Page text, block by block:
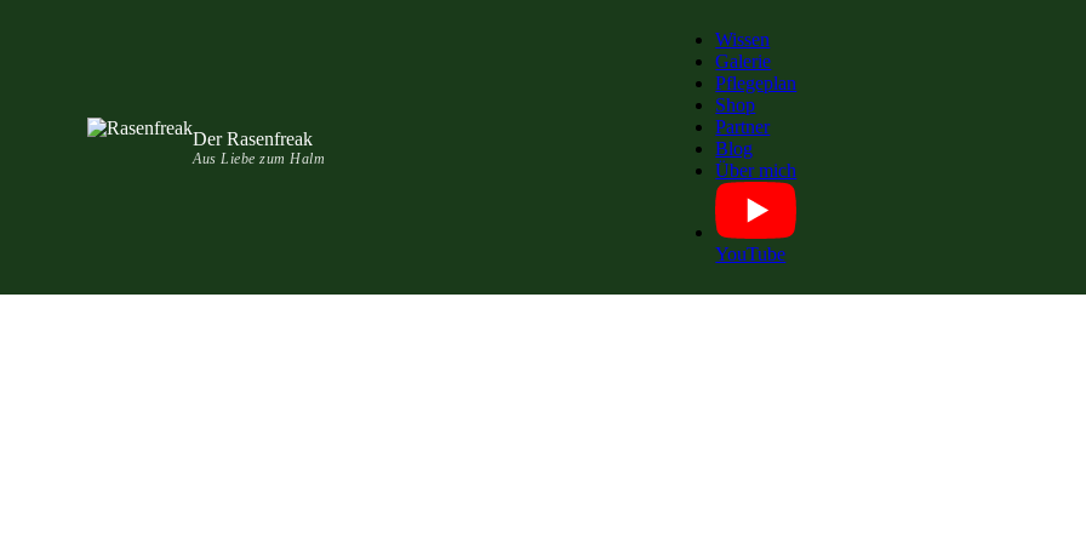
Der Rasenfreak
Aus Liebe zum Halm
Wissen
Galerie
Pflegeplan
Shop
Partner
Blog
Über mich
YouTube